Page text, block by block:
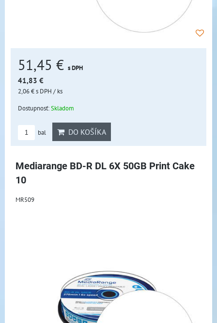
51,45 € s DPH
41,83 €
2,06 €s DPH / ks
Dostupnosť:Skladom
bal DO KOŠÍKA
Mediarange BD-R DL 6X 50GB Print Cake
10
MR509